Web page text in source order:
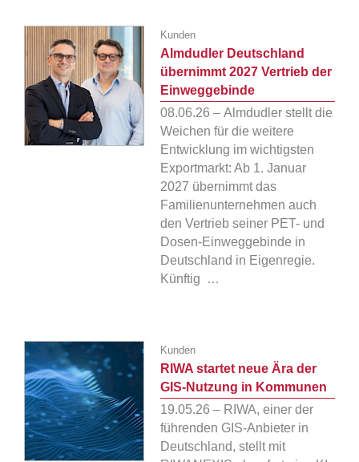
Kunden
Almdudler Deutschland
übernimmt 2027 Vertrieb der
Einweggebinde
08.06.26 – Almdudler stellt die
Weichen für die weitere
Entwicklung im wichtigsten
Exportmarkt: Ab 1. Januar
2027 übernimmt das
Familienunternehmen auch
den Vertrieb seiner PET- und
Dosen-Einweggebinde in
Deutschland in Eigenregie.
Künftig …
Kunden
RIWA startet neue Ära der
GIS-Nutzung in Kommunen
19.05.26 – RIWA, einer der
führenden GIS-Anbieter in
Deutschland, stellt mit